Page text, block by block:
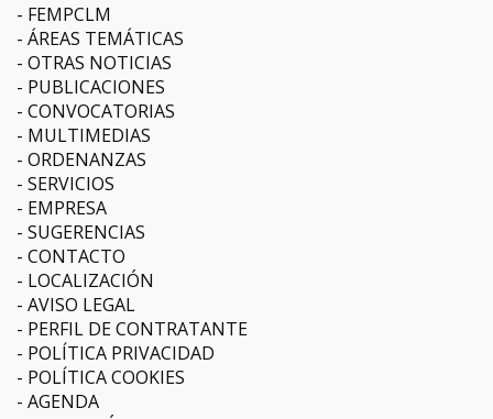
FEMPCLM
ÁREAS TEMÁTICAS
OTRAS NOTICIAS
PUBLICACIONES
CONVOCATORIAS
MULTIMEDIAS
ORDENANZAS
SERVICIOS
EMPRESA
SUGERENCIAS
CONTACTO
LOCALIZACIÓN
AVISO LEGAL
PERFIL DE CONTRATANTE
POLÍTICA PRIVACIDAD
POLÍTICA COOKIES
AGENDA